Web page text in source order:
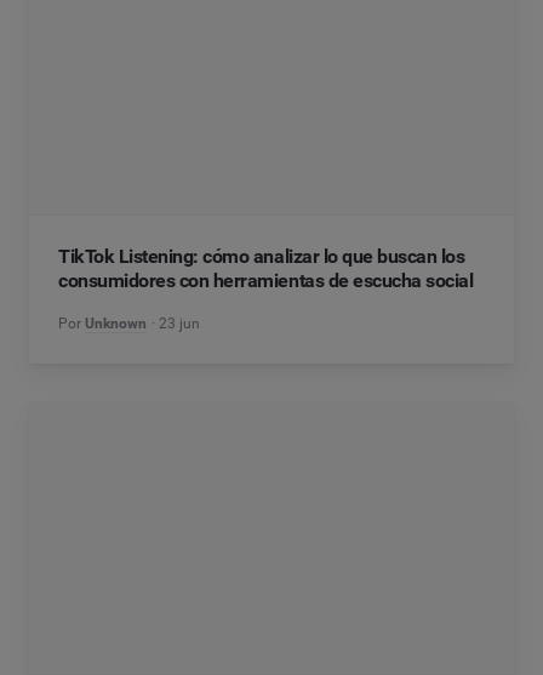
TikTok Listening: cómo analizar lo que buscan los
consumidores con herramientas de escucha social
Por Unknown 23 jun